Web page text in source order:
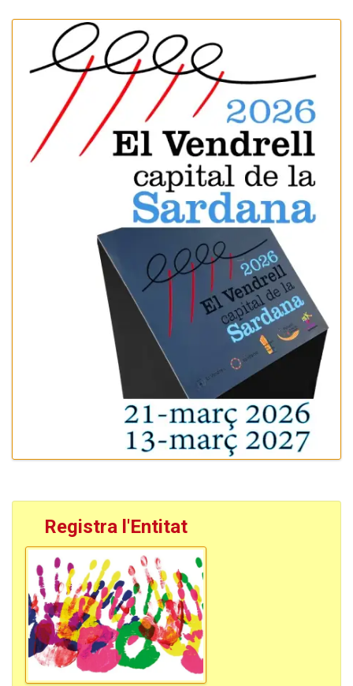
Registra l'Entitat